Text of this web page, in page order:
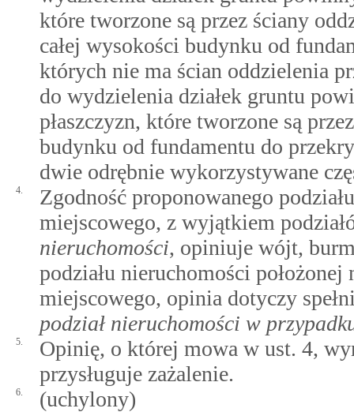
które tworzone są przez ściany
całej wysokości budynku od
których nie ma ścian oddzielenia
do wydzielenia działek gruntu
płaszczyzn, które tworzone są
budynku od fundamentu do
dwie odrębnie wykorzystywane
4.
Zgodność proponowanego
miejscowego, z wyjątkiem
nieruchomości, opiniuje wójt,
podziału nieruchomości
miejscowego, opinia dotyczy
podział nieruchomości w
5.
Opinię, o której mowa w ust. 4,
przysługuje zażalenie.
6. (uchylony)